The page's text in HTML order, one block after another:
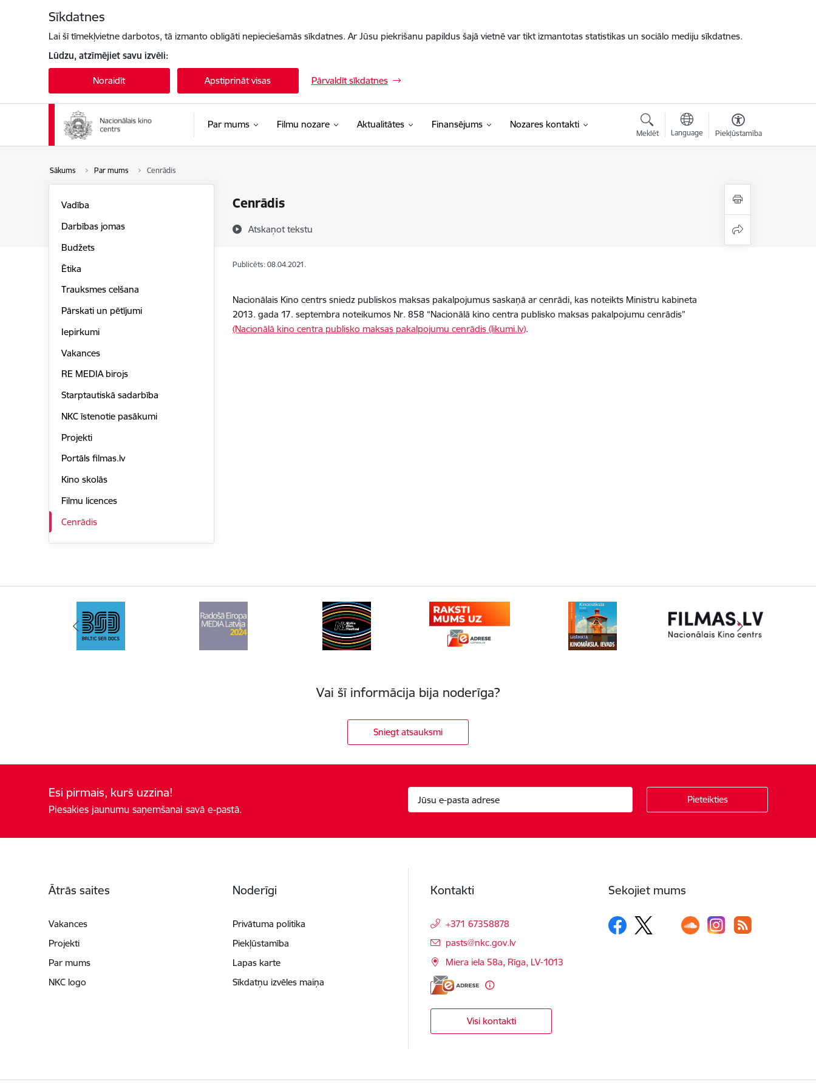
Sīkdatnes
Lai šī tīmekļvietne darbotos, tā izmanto obligāti nepieciešamās sīkdatnes. Ar Jūsu piekrišanu papildus šajā vietnē var tikt izmantotas statistikas un sociālo mediju sīkdatnes.
Lūdzu, atzīmējiet savu izvēli:
Noraidīt Apstiprināt visas Pārvaldīt sīkdatnes
Par mums Filmu nozare Aktualitātes Finansējums Nozares kontakti
Meklēt Language Piekļūstamība
Sākums Par mums Cenrādis
Cenrādis
Atskaņot tekstu
Vadība
Darbības jomas
Budžets
Ētika
Trauksmes celšana
Pārskati un pētījumi
Iepirkumi
Vakances
RE MEDIA birojs
Starptautiskā sadarbība
NKC īstenotie pasākumi
Projekti
Portāls filmas.lv
Kino skolās
Filmu licences
Cenrādis
Publicēts: 08.04.2021.
Nacionālais Kino centrs sniedz publiskos maksas pakalpojumus saskaņā ar cenrādi, kas noteikts Ministru kabineta
2013. gada 17. septembra noteikumos Nr. 858 “Nacionālā kino centra publisko maksas pakalpojumu cenrādis”
(Nacionālā kino centra publisko maksas pakalpojumu cenrādis (likumi.lv).
Vai šī informācija bija noderīga?
Sniegt atsauksmi
Esi pirmais, kurš uzzina!
Piesakies jaunumu saņemšanai savā e-pastā.
Ātrās saites
Vakances
Projekti
Par mums
NKC logo
Noderīgi
Privātuma politika
Piekļūstamība
Lapas karte
Sīkdatņu izvēles maiņa
Kontakti
+371 67358878
E-pasts:
pasts@nkc.gov.lv
Miera iela 58a, Rīga, LV-1013
Visi kontakti
Sekojiet mums